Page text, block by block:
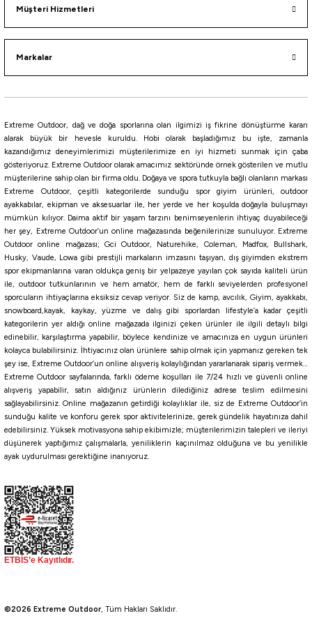
143,10
Havale ile 135,95 ₺
Black Nickel
NO:14 NO:15 NO:16
NO:17
Maruto
Maruto 9944NS Urashima Kentsuki Olta İğnesi
143,10 ₺
159,00₺
Havale ile 135,95 ₺
Maruto
Maruto BN Siyah Nikel Olta İğnesi
143,10 ₺
159,00₺
SİYAH NİKEL
Fudo
Fudo 4101 FKSE-BN Fukase Black Nikel Olta İğnesi
Havale ile 81,23 ₺
Müşteri Hizmetleri
Markalar
Extreme Outdoor, dağ ve doğa sporlarına olan ilgimizi iş fikrine dönüştürme kararı
alarak büyük bir hevesle kuruldu. Hobi olarak başladığımız bu işte, zamanla
kazandığımız deneyimlerimizi müşterilerimize en iyi hizmeti sunmak için çaba
gösteriyoruz. Extreme Outdoor olarak amacımız sektöründe örnek gösterilen ve mutlu
müşterilerine sahip olan bir firma oldu. Doğaya ve spora tutkuyla bağlı olanların markası
Extreme Outdoor, çeşitli kategorilerde sunduğu spor giyim ürünleri, outdoor
ayakkabılar, ekipman ve aksesuarlar ile, her yerde ve her koşulda doğayla buluşmayı
mümkün kılıyor. Daima aktif bir yaşam tarzını benimseyenlerin ihtiyaç duyabileceği
her şey, Extreme Outdoor’un online mağazasında beğenilerinize sunuluyor. Extreme
Outdoor online mağazası; Gci Outdoor, Naturehike, Coleman, Madfox, Bullshark,
Husky, Vaude, Lowa gibi prestijli markaların imzasını taşıyan, dış giyimden ekstrem
spor ekipmanlarına varan oldukça geniş bir yelpazeye yayılan çok sayıda kaliteli ürün
ile, outdoor tutkunlarının ve hem amatör, hem de farklı seviyelerden profesyonel
sporcuların ihtiyaçlarına eksiksiz cevap veriyor. Siz de kamp, avcılık, Giyim, ayakkabı,
snowboard,kayak, kaykay, yüzme ve dalış gibi sporlardan lifestyle’a kadar çeşitli
kategorilerin yer aldığı online mağazada ilginizi çeken ürünler ile ilgili detaylı bilgi
edinebilir, karşılaştırma yapabilir, böylece kendinize ve amacınıza en uygun ürünleri
kolayca bulabilirsiniz. İhtiyacınız olan ürünlere sahip olmak için yapmanız gereken tek
şey ise, Extreme Outdoor’un online alışveriş kolaylığından yararlanarak sipariş vermek…
Extreme Outdoor sayfalarında, farklı ödeme koşulları ile 7/24 hızlı ve güvenli online
alışveriş yapabilir, satın aldığınız ürünlerin dilediğiniz adrese teslim edilmesini
sağlayabilirsiniz. Online mağazanın getirdiği kolaylıklar ile, siz de Extreme Outdoor’in
sunduğu kalite ve konforu gerek spor aktivitelerinize, gerek gündelik hayatınıza dahil
edebilirsiniz. Yüksek motivasyona sahip ekibimizle; müşterilerimizin talepleri ve ileriyi
düşünerek yaptığımız çalışmalarla, yeniliklerin kaçınılmaz olduğuna ve bu yenilikle
ayak uydurulması gerektiğine inanıyoruz.
©2026 Extreme Outdoor, Tüm Hakları Saklıdır.